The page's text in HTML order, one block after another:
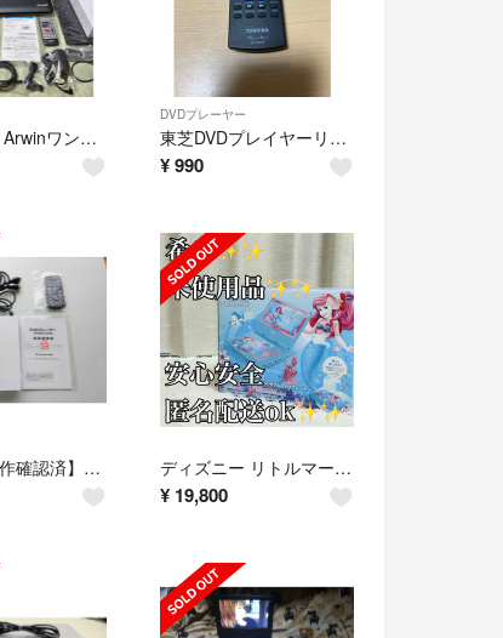
箱開封のみ ArwinワンセグTV&バッテリー14インチポータルDVDプレーヤー
DVDプレーヤー
東芝DVDプレイヤーリモコン SE-R0469
¥990
【美品・動作確認済】GRAMOLUX DVDプレーヤー GRAMO-30HD 白 ディズニー リトルマーメイド 9インチ ポータブルDVDプレーヤー
¥ 19,800